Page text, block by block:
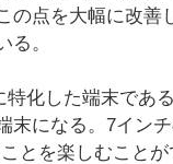
の点を大幅に改善
。
化した端末であ
末になる。7イン
とを楽しむこと